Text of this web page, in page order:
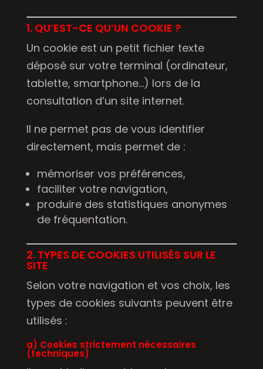
1. QU’EST-CE QU’UN COOKIE ?
Un cookie est un petit fichier texte
déposé sur votre terminal (ordinateur,
tablette, smartphone…) lors de la
consultation d’un site internet.
Il ne permet pas de vous identifier
directement, mais permet de :
mémoriser vos préférences,
faciliter votre navigation,
produire des statistiques anonymes
de fréquentation.
2. TYPES DE COOKIES UTILISÉS SUR LE
SITE
Selon votre navigation et vos choix, les
types de cookies suivants peuvent être
utilisés :
a) Cookies strictement nécessaires
(techniques)